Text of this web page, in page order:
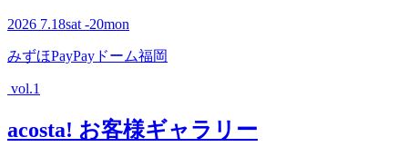
2026 7.18sat -20mon
みずほPayPayドーム福岡
vol.1
acosta! お客様ギャラリー